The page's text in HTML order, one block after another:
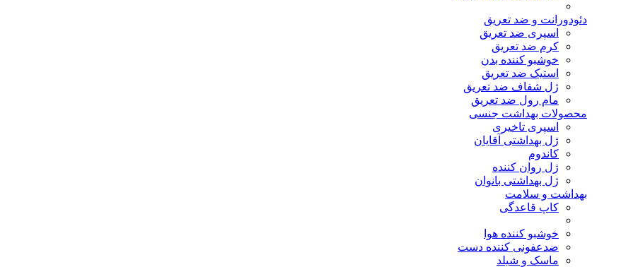
دئودورانت و ضد تعریق
اسپری ضد تعریق
کرم ضد تعریق
خوشبو کننده بدن
استیک ضد تعریق
ژل شفاف ضد تعریق
مام رول ضد تعریق
محصولات بهداشت جنسی
اسپری تاخیری
ژل بهداشتی آقایان
کاندوم
ژل روان کننده
ژل بهداشتی بانوان
بهداشت و سلامت
کاپ قاعدگی
خوشبو کننده هوا
ضدعفونی کننده دست
ماسک و شیلد